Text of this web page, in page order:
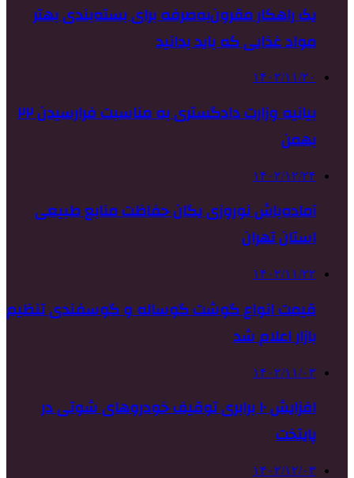
یک راهکار مقرون‌به‌صرفه برای بسته‌بندی بهتر
مواد غذایی که باید بدانید
۱۴۰۲/۱۱/۲۰
بیانیه وزارت دادگستری به مناسبت فرارسیدن ۲۲
بهمن
۱۴۰۲/۱۲/۲۴
آماده‌باش نوروزی یگان حفاظت منابع طبیعی
استان تهران
۱۴۰۲/۱۱/۲۲
قیمت انواع گوشت گوساله و گوسفندی تنظیم
بازار اعلام شد
۱۴۰۲/۱۱/۰۳
افزایش ۱۰ برابری توقیف خودروهای شوتی در
پایتخت
۱۴۰۲/۱۲/۰۳